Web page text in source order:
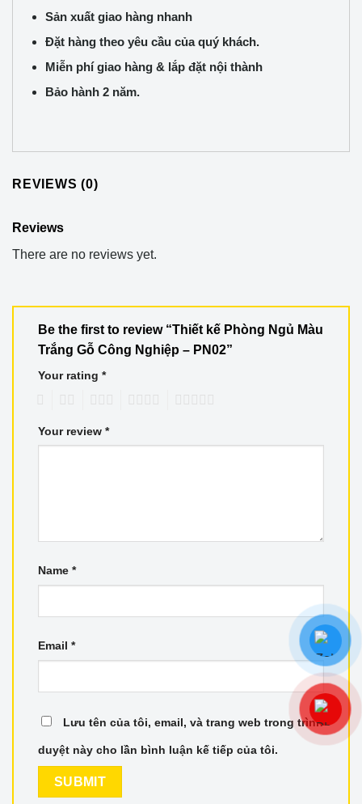
Sản xuất giao hàng nhanh
Đặt hàng theo yêu cầu của quý khách.
Miễn phí giao hàng & lắp đặt nội thành
Bảo hành 2 năm.
REVIEWS (0)
Reviews
There are no reviews yet.
Be the first to review “Thiết kế Phòng Ngủ Màu
Trắng Gỗ Công Nghiệp – PN02”
Your rating *
Your review *
Name *
Email *
Lưu tên của tôi, email, và trang web trong trình
duyệt này cho lần bình luận kế tiếp của tôi.